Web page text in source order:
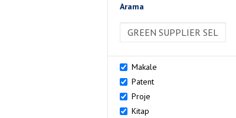
Arama
>Arama
Makale
Patent
Proje
Kitap